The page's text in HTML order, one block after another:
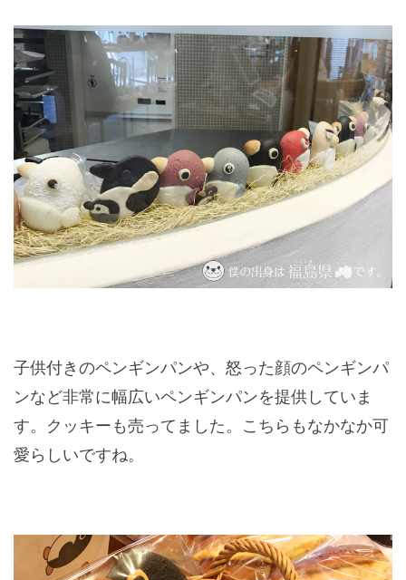
子供付きのペンギンパンや、怒った顔のペンギンパ
ンなど非常に幅広いペンギンパンを提供していま
す。クッキーも売ってました。こちらもなかなか可
愛らしいですね。